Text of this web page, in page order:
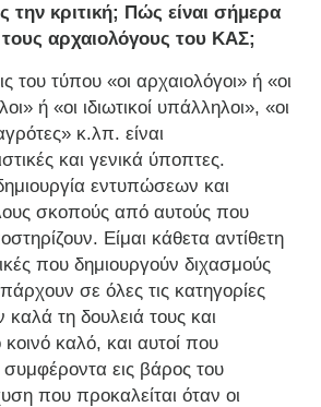
την κριτική; Πώς είναι σήμερα
αρχαιολόγους του ΚΑΣ;
του τύπου «οι αρχαιολόγοι» ή «οι
ή «οι ιδιωτικοί υπάλληλοι», «οι
κ.λπ. είναι
και γενικά ύποπτες.
εντυπώσεων και
σκοπούς από αυτούς που
Είμαι κάθετα αντίθετη
που δημιουργούν διχασμούς
σε όλες τις κατηγορίες
τη δουλειά τους και
καλό, και αυτοί που
εις βάρος του
που προκαλείται όταν οι